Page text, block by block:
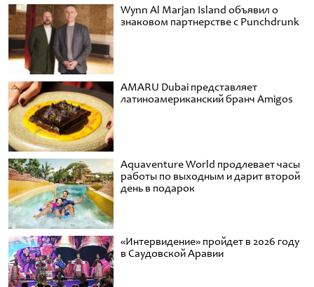
Wynn Al Marjan Island объявил о
знаковом партнерстве с Punchdrunk
AMARU Dubai представляет
латиноамериканский бранч Amigos
Aquaventure World продлевает часы
работы по выходным и дарит второй
день в подарок
«Интервидение» пройдет в 2026 году
в Саудовской Аравии